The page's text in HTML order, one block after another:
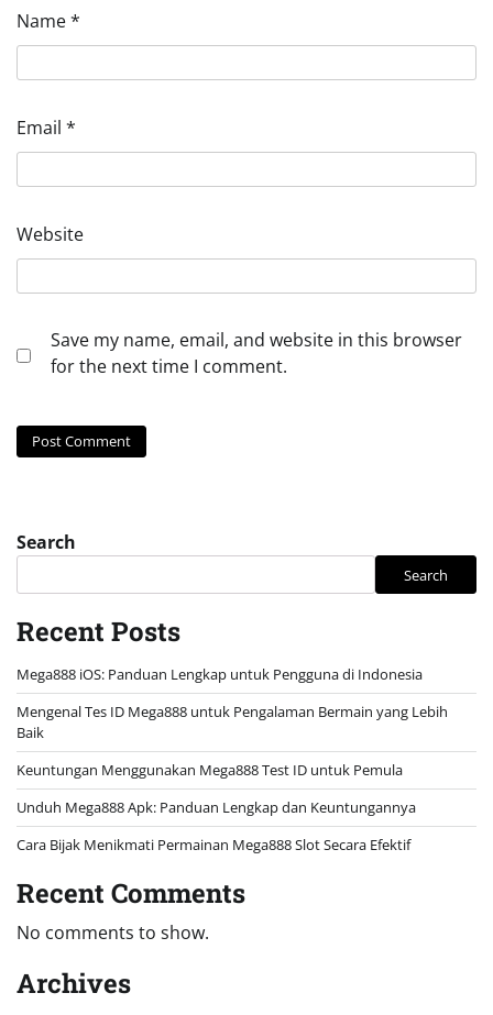
Name*
Email *
Website
Save my name, email, and website in this browser
for the next time I comment.
Search
Search
Recent Posts
Mega888 iOS: Panduan Lengkap untuk Pengguna di Indonesia
Mengenal Tes ID Mega888 untuk Pengalaman Bermain yang Lebih
Baik
Keuntungan Menggunakan Mega888 Test ID untuk Pemula
Unduh Mega888 Apk: Panduan Lengkap dan Keuntungannya
Cara Bijak Menikmati Permainan Mega888 Slot Secara Efektif
Recent Comments
No comments to show.
Archives